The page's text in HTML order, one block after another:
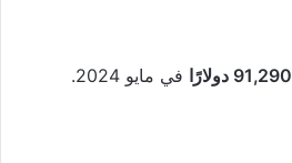
91,290 دولارًا في مايو 2024.